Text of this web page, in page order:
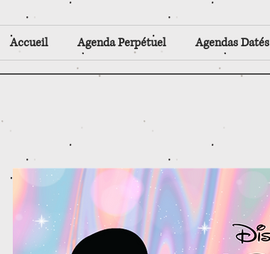
Accueil Agenda Perpétuel Agendas Datés